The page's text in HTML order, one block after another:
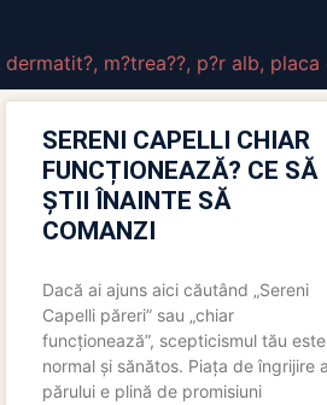
dermatit?, m?trea??, p?r alb, placa
SERENI CAPELLI CHIAR
FUNCȚIONEAZĂ? CE SĂ
ȘTII ÎNAINTE SĂ
COMANZI
Dacă ai ajuns aici căutând „Sereni
Capelli păreri” sau „chiar
funcționează”, scepticismul tău este
normal și sănătos. Piața de îngrijire a
părului e plină de promisiuni